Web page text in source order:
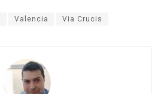
Valencia Via Crucis